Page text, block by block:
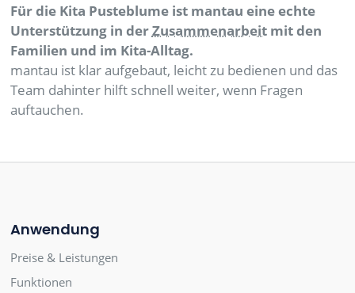
Für die Kita Pusteblume ist mantau eine echte
Unterstützung in derZusammenarbeitmit den
Familien und im Kita-Alltag.
mantau ist klar aufgebaut, leicht zu bedienen und das
Team dahinter hilft schnell weiter, wenn Fragen
auftauchen.
Anwendung
Preise & Leistungen
Funktionen